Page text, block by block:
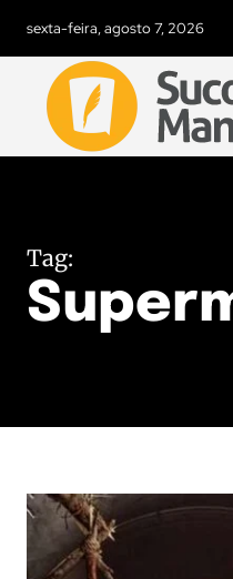
sexta-feira, agosto 7, 2026
Tag: